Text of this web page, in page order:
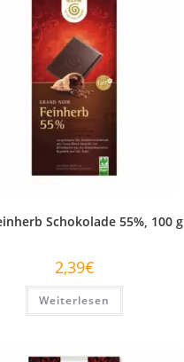
Schokolade 55%, 100 g
2,39€
Weiterlesen